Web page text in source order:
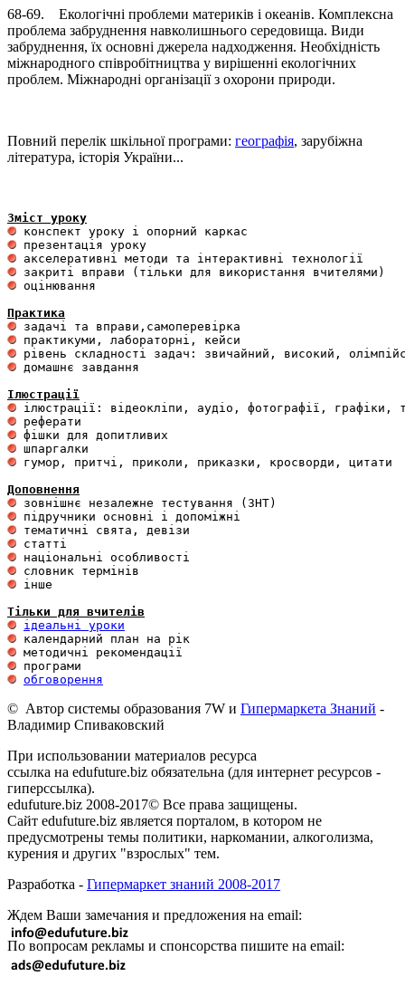
68-69. Екологічні проблеми материків і океанів. Комплексна
проблема забруднення навколишнього середовища. Види
забруднення, їх основні джерела надходження. Необхідність
міжнародного співробітництва у вирішенні екологічних
проблем. Міжнародні організації з охорони природи.
Повний перелік шкільної програми: географія, зарубіжна
література, історія України...
Зміст уроку
оцінювання
Практика
домашнє завдання
Ілюстрації
гумор, притчі, приколи, приказки, кросворди, цитати
Доповнення
інше
Тільки для вчителів
ідеальні уроки
обговорення
© Автор системы образования 7W и Гипермаркета Знаний -
Владимир Спиваковский
При использовании материалов ресурса
ссылка на edufuture.biz обязательна (для интернет ресурсов -
гиперссылка).
edufuture.biz 2008-2017© Все права защищены.
Сайт edufuture.biz является порталом, в котором не
предусмотрены темы политики, наркомании, алкоголизма,
курения и других "взрослых" тем.
Разработка - Гипермаркет знаний 2008-2017
Ждем Ваши замечания и предложения на email:
По вопросам рекламы и спонсорства пишите на email: